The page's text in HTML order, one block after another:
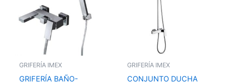
GRIFERÍA IMEX
GRIFERÍA BAÑO-
GRIFERÍA IMEX
CONJUNTO DUCHA